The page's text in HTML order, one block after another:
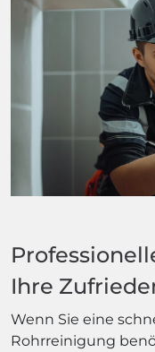
Ihre
Wenn Sie eine
Rohrreinigung